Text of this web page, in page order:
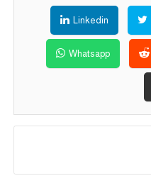
Linkedin
Whatsapp